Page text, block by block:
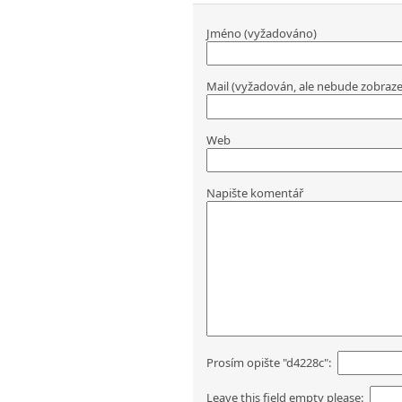
Jméno (vyžadováno)
Mail (vyžadován, ale nebude
Web
Napište komentář
Prosím opište "d4228c":
Leave this field empty please: